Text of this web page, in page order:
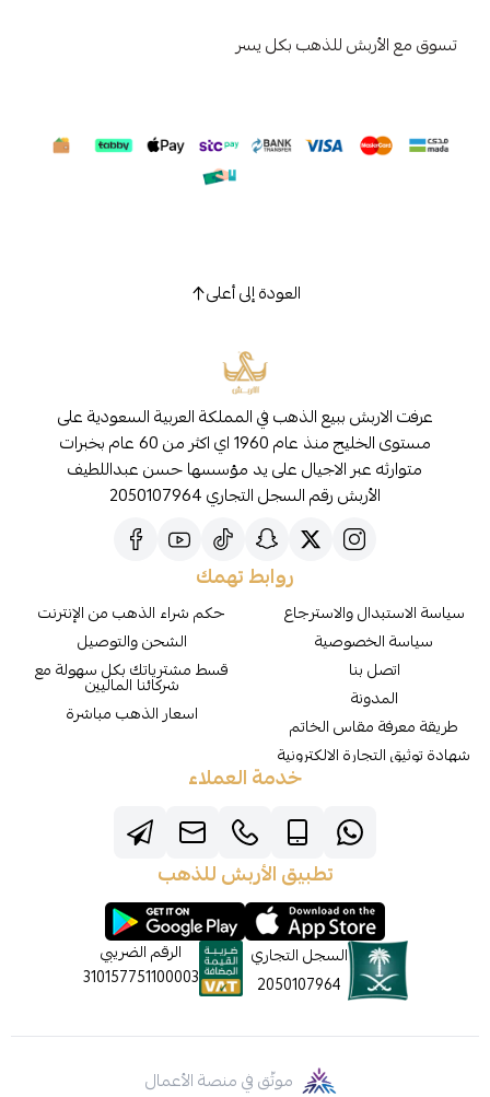
تسوق مع الأربش للذهب بكل يسر
العودة إلى أعلى
عرفت الاربش ببيع الذهب في المملكة العربية السعودية على
مستوى الخليج منذ عام 1960 اي اكثر من 60 عام بخبرات
متوارثه عبر الاجيال على يد مؤسسها حسن عبداللطيف
الأربش رقم السجل التجاري 2050107964
روابط تهمك
سياسة الاستبدال والاسترجاع
سياسة الخصوصية
اتصل بنا
المدونة
طريقة معرفة مقاس الخاتم
شهادة توثيق التجارة الالكترونية
حكم شراء الذهب من الإنترنت
الشحن والتوصيل
قسط مشترياتك بكل سهولة مع
شركائنا الماليين
اسعار الذهب مباشرة
خدمة العملاء
تطبيق الأربش للذهب
السجل التجاري
2050107964
الرقم الضريبي
310157751100003
موثّق في منصة الأعمال